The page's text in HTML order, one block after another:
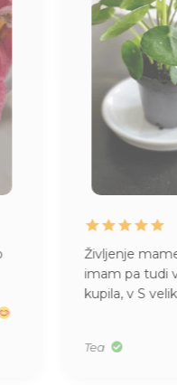
Življenje
imam pa tudi
kupila, v S
Tea